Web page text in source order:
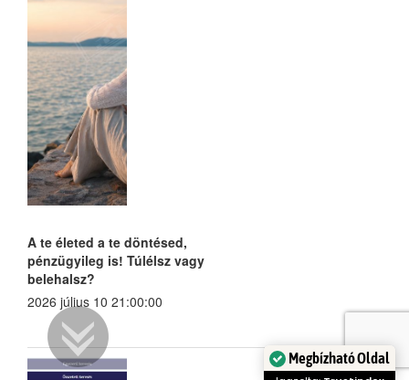
A te életed a te döntésed,
pénzügyileg is! Túlélsz vagy
belehalsz?
2026 július 10 21:00:00
Megbízható Oldal